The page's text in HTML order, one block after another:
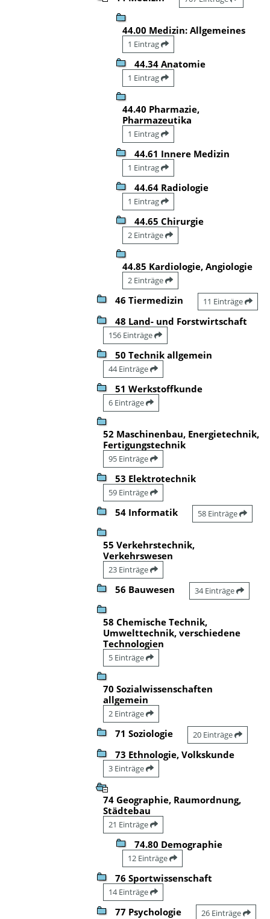
44.00 Medizin: Allgemeines
1 Eintrag
44.34 Anatomie
1 Eintrag
44.40 Pharmazie,
Pharmazeutika
1 Eintrag
44.61 Innere Medizin
1 Eintrag
44.64 Radiologie
1 Eintrag
44.65 Chirurgie
2 Einträge
44.85 Kardiologie, Angiologie
2 Einträge
46 Tiermedizin 11 Einträge
48 Land- und Forstwirtschaft
156 Einträge
50 Technik allgemein
44 Einträge
51 Werkstoffkunde
6 Einträge
52 Maschinenbau, Energietechnik,
Fertigungstechnik
95 Einträge
53 Elektrotechnik
59 Einträge
54 Informatik 58 Einträge
55 Verkehrstechnik,
Verkehrswesen
23 Einträge
56 Bauwesen 34 Einträge
58 Chemische Technik,
Umwelttechnik, verschiedene
Technologien
5 Einträge
70 Sozialwissenschaften
allgemein
2 Einträge
71 Soziologie 20 Einträge
73 Ethnologie, Volkskunde
3 Einträge
74 Geographie, Raumordnung,
Städtebau
21 Einträge
74.80 Demographie
12 Einträge
76 Sportwissenschaft
14 Einträge
77 Psychologie 26 Einträge